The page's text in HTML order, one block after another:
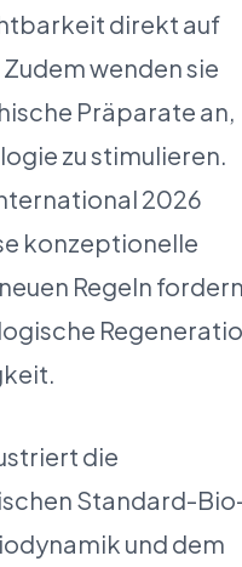
direkt auf
wenden sie
Präparate an,
zu stimulieren.
2026
konzeptionelle
Regeln
die
Standard-
und dem